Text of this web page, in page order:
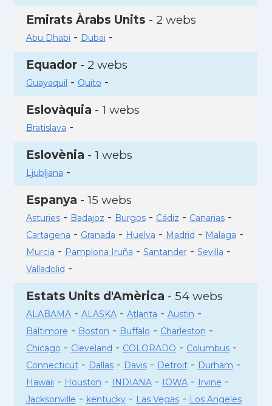
Emirats Àrabs Units - 2 webs
Abu Dhabi - Dubai -
Equador- 2 webs
Guayaquil - Quito -
Eslovàquia - 1 webs
Bratislava -
Eslovènia - 1 webs
Ljubljana -
Espanya - 15 webs
Asturies- Badajoz - Burgos- Cádiz - Canarias-
Cartagena - Granada - Huelva - Madrid - Malaga -
Murcia - Pamplona Iruña - Santander- Sevilla -
Valladolid -
Estats Units d'Amèrica - 54 webs
ALABAMA- ALASKA- Atlanta - Austin -
Baltimore - Boston - Buffalo - Charleston -
Chicago - Cleveland - COLORADO - Columbus-
Connecticut- Dallas- Davis- Detroit- Durham -
Hawaii - Houston - INDIANA- IOWA- Irvine -
Jacksonville - kentucky- Las Vegas- Los Angeles